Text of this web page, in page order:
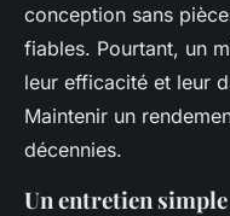
conception sans
fiables. Pourtant, un
leur efficacité et leur
Maintenir un
décennies.
Un entretien